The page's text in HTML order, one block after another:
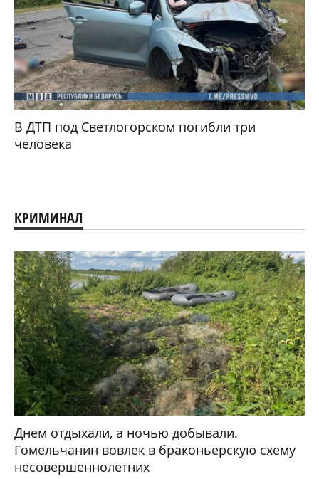
В ДТП под Светлогорском погибли три
человека
КРИМИНАЛ
Днем отдыхали, а ночью добывали.
Гомельчанин вовлек в браконьерскую схему
несовершеннолетних